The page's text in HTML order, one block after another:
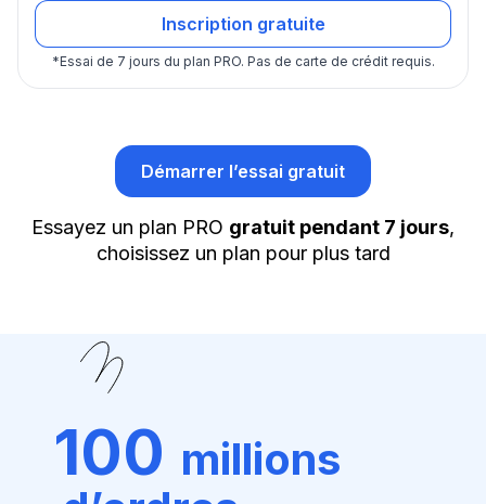
Inscription gratuite
*Essai de 7 jours du plan PRO. Pas de carte de crédit requis.
Démarrer l’essai gratuit
Essayez un plan PRO gratuit pendant 7 jours,
choisissez un plan pour plus tard
100 millions